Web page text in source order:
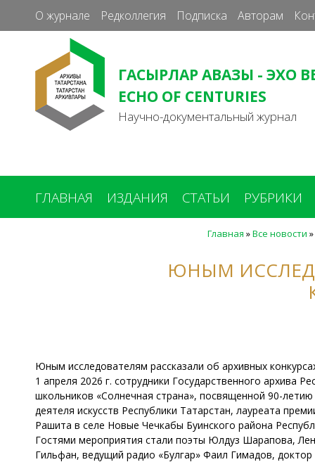
О журнале Редколлегия Подписка Авторам
ГАСЫРЛАР АВАЗЫ - ЭХО
ECHO OF CENTURIES
Научно-документальный журнал
ГЛАВНАЯ ИЗДАНИЯ СТАТЬИ РУБРИКИ
Главная »Все новости »
ЮНЫМ
Юным исследователям рассказали об архивных
1 апреля 2026 г. сотрудники Государственного архива
школьников «Солнечная страна», посвященной 90-
деятеля искусств Республики Татарстан, лауреата
Рашита в селе Новые Чечкабы Буинского района
Гостями мероприятия стали поэты Юлдуз Шарапова,
Гильфан, ведущий радио «Булгар» Фаил Гимадов,